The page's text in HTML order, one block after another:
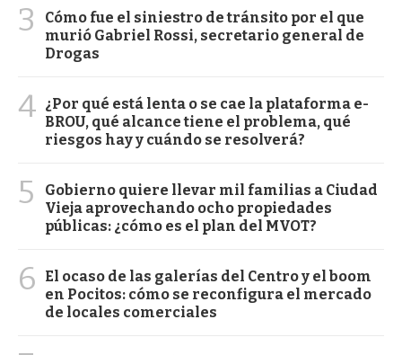
3
Cómo fue el siniestro de tránsito por el que
murió Gabriel Rossi, secretario general de
Drogas
4 ¿Por qué está lenta o se cae la plataforma e-
BROU, qué alcance tiene el problema, qué
riesgos hay y cuándo se resolverá?
5
Gobierno quiere llevar mil familias a Ciudad
Vieja aprovechando ocho propiedades
públicas: ¿cómo es el plan del MVOT?
6
El ocaso de las galerías del Centro y el boom
en Pocitos: cómo se reconfigura el mercado
de locales comerciales